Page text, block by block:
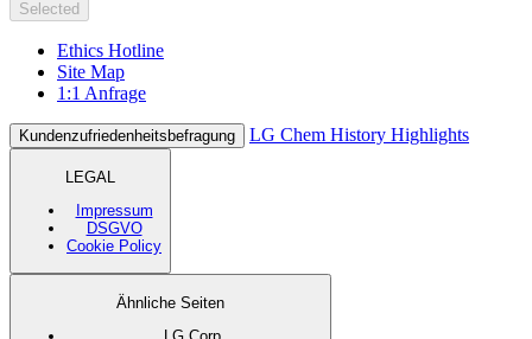
Selected
Ethics Hotline
Site Map
1:1 Anfrage
Kundenzufriedenheitsbefragung LG Chem History Highlights
LEGAL
Impressum
DSGVO
Cookie Policy
Ähnliche Seiten